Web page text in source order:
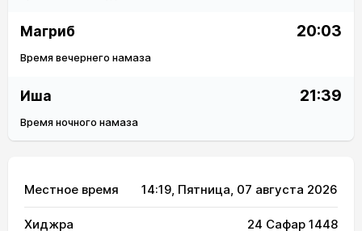
Магриб 20:03
Время вечернего намаза
Иша 21:39
Время ночного намаза
Местное время 14:19, Пятница, 07 августа 2026
Хиджра 24 Сафар 1448